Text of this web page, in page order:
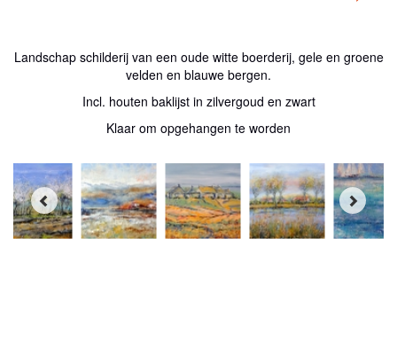
Landschap schilderij van een oude witte boerderij, gele en groene
velden en blauwe bergen.
Incl. houten baklijst in zilvergoud en zwart
Klaar om opgehangen te worden